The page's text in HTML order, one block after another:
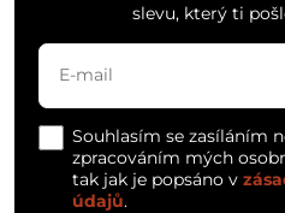
slevu, který ti
Souhlasím se zasíláním
zpracováním mých
tak jak je popsáno v
údajů.